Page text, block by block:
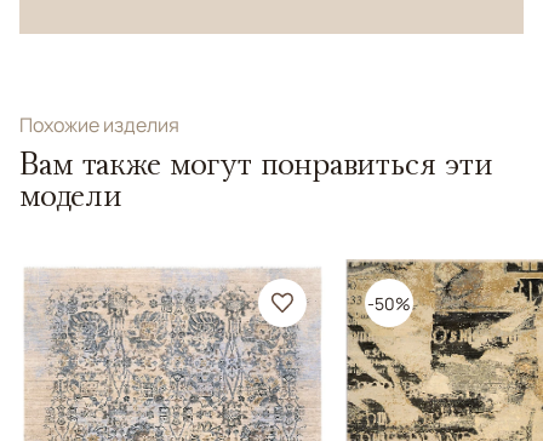
Похожие изделия
Вам также могут понравиться эти
модели
-50%